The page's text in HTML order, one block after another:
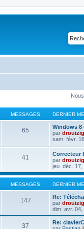
MESSAGES DERNIER
65
Windows 8
par drouizig
sam. févr.
41
Correcteur
par drouizig
jeu. déc. 17,
MESSAGES DERNIER
147
Re:
par drouizig
dim. avr.
37
Re: